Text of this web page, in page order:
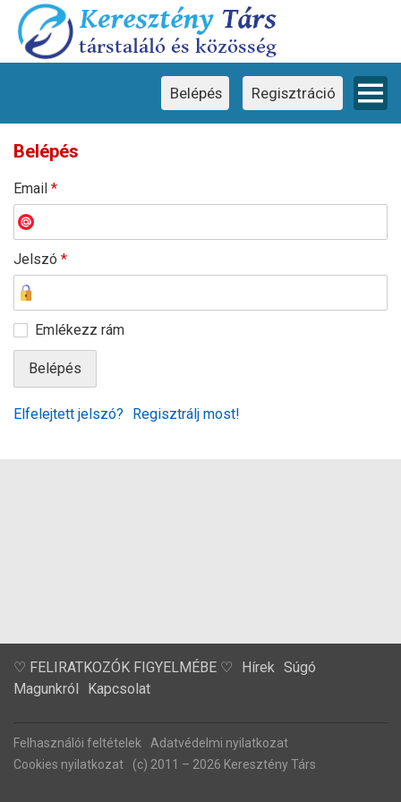
Belépés Regisztráció
Belépés
Email *
Jelszó *
Emlékezz rám
Elfelejtett jelszó? Regisztrálj most!
♡ FELIRATKOZÓK FIGYELMÉBE ♡ Hírek Súgó
Magunkról
Kapcsolat
Felhasználói feltételek
Adatvédelmi nyilatkozat
Cookies nyilatkozat
(c) 2011 – 2026 Keresztény Társ
Ez a weboldal cookie-kat használ
Ez a weboldal cookie-kat használ a
felhasználói élmény javítása érdekében.
Weboldalunk használatával Ön hozzájárul a
cookie-k használatához.